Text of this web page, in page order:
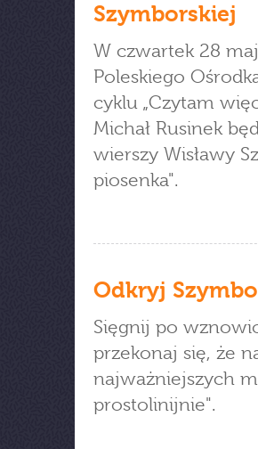
Szymborskiej
W czwartek 28
Poleskiego
cyklu „Czytam
Michał Rusinek
wierszy Wisławy
piosenka".
Odkryj
Sięgnij po
przekonaj się, że
najważniejszych
prostolinijnie".